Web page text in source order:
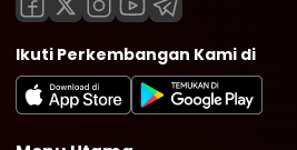
Ikuti Perkembangan Kami di